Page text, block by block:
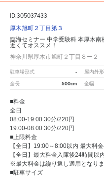
ID:305037433
厚木旭町２丁目第３
臨海セミナー 中学受験科 本厚木南
近くてオススメ！
神奈川県厚木市旭町２丁目８ー２
駐車場形式 - 屋内外
全長 500cm 全幅
■料金
全日
08:00-19:00 30分/220円
19:00-08:00 30分/220円
■上限料金
【全日】19:00～8:00以内 最大料
【全日】最大料金入庫後24時間以
※最大料金は繰り返し適用となりま
■駐車サイズ